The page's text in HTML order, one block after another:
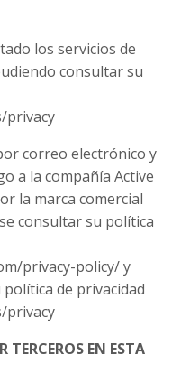
los servicios de
consultar su
privacy
correo electrónico y
a la compañía Active
la marca comercial
consultar su política
privacy-policy/ y
de privacidad
privacy
TERCEROS EN ESTA